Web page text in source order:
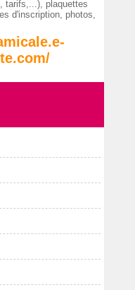
tarifs,...), plaquettes
d'inscription, photos,